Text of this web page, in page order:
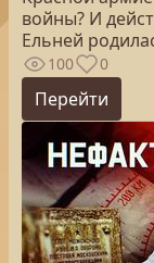
войны? И
Ельней
100 0
Перейти